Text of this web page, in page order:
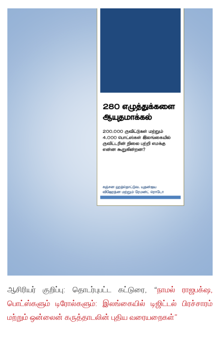
ஆசிரியர் குறிப்பு: தொடர்புபட்ட கட்டுரை, “நாமல் ராஜபக்‌ஷ,
பொட்ஸ்களும் டிரோல்களும்: இலங்கையில் டிஜிட்டல் பிரச்சாரம்
மற்றும் ஒன்லைன் கருத்தாடலின் புதிய வரையறைகள்”